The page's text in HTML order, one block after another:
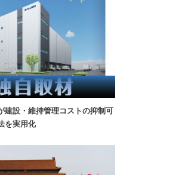
建設・維持管理コストの抑制可
を実用化